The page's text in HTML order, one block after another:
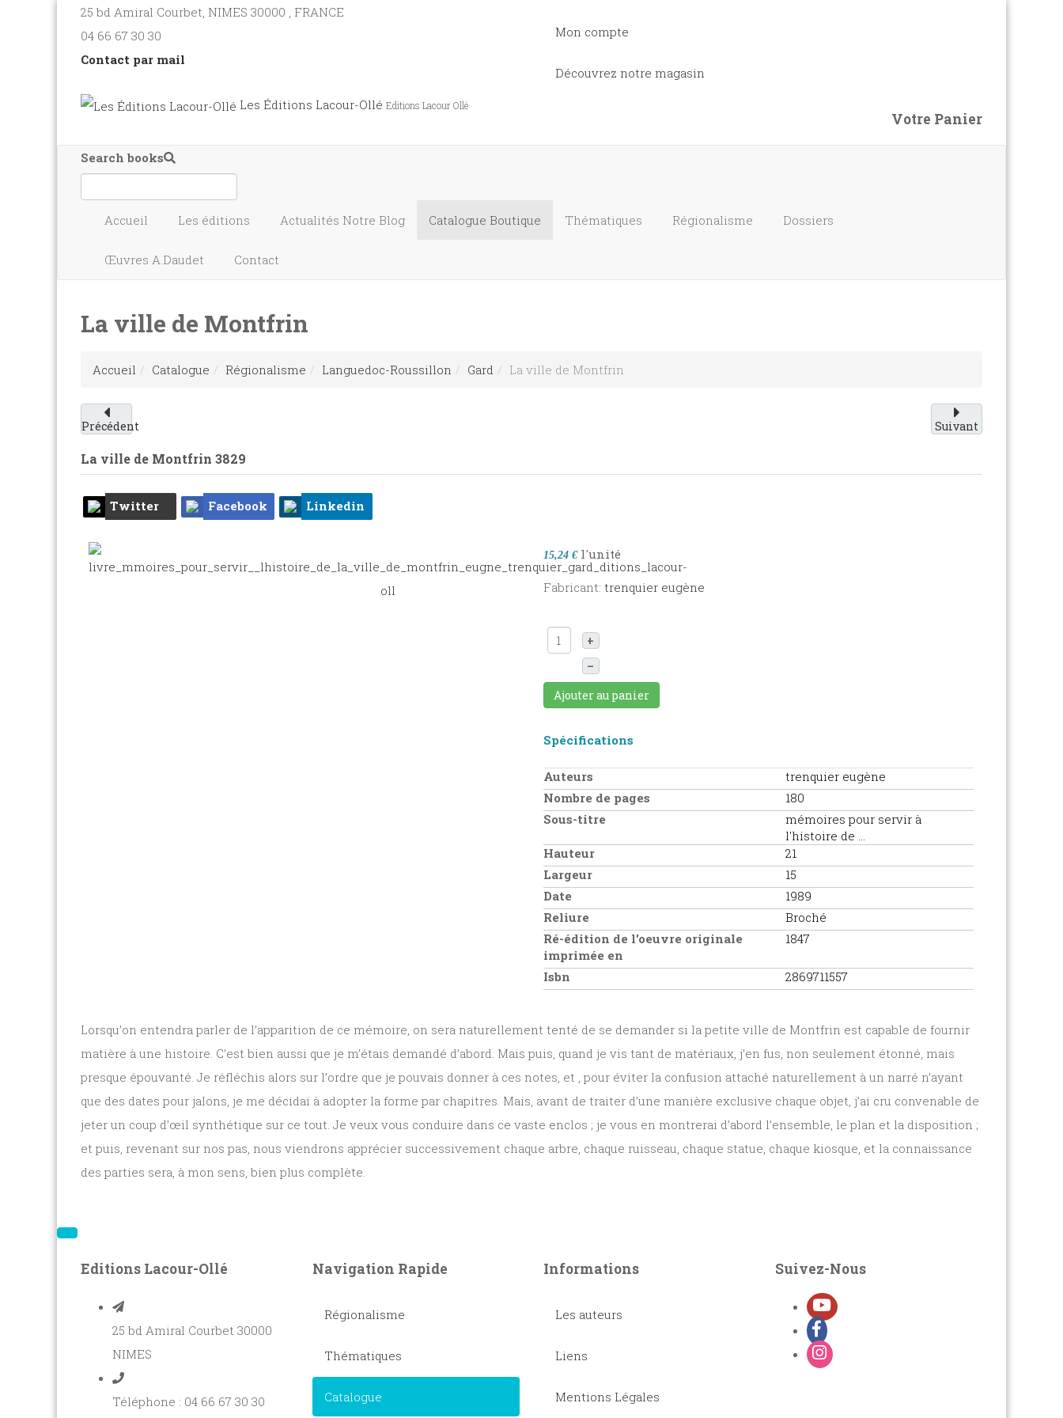
25 bd Amiral Courbet, NIMES 30000 , FRANCE
04 66 67 30 30
Contact par mail
Mon compte
Découvrez notre magasin
Les Éditions Lacour-Ollé Editions Lacour Ollé
Votre Panier
Search books
Accueil Les éditions Actualités Notre Blog Catalogue Boutique Thématiques Régionalisme Dossiers
Œuvres A.Daudet Contact
La ville de Montfrin
Accueil Catalogue Régionalisme Languedoc-Roussillon Gard La ville de Montfrin
Précédent Suivant
La ville de Montfrin 3829
Twitter Facebook Linkedin
15,24 € l'unité
Fabricant: trenquier eugène
+
–
Ajouter au panier
Spécifications
Auteurs
trenquier eugène
Nombre de pages
180
Sous-titre
mémoires pour servir à
l'histoire de ...
Hauteur
21
Largeur
15
Date
1989
Reliure
Broché
Ré-édition de l'oeuvre originale
imprimée en
1847
Isbn 2869711557
Lorsqu’on entendra parler de l’apparition de ce mémoire, on sera naturellement tenté de se demander si la petite ville de Montfrin est capable de fournir
matière à une histoire. C’est bien aussi que je m’étais demandé d’abord. Mais puis, quand je vis tant de matériaux, j’en fus, non seulement étonné, mais
presque épouvanté. Je réfléchis alors sur l’ordre que je pouvais donner à ces notes, et , pour éviter la confusion attaché naturellement à un narré n’ayant
que des dates pour jalons, je me décidai à adopter la forme par chapitres. Mais, avant de traiter d’une manière exclusive chaque objet, j’ai cru convenable de
jeter un coup d’œil synthétique sur ce tout. Je veux vous conduire dans ce vaste enclos ; je vous en montrerai d’abord l’ensemble, le plan et la disposition ;
et puis, revenant sur nos pas, nous viendrons apprécier successivement chaque arbre, chaque ruisseau, chaque statue, chaque kiosque, et la connaissance
des parties sera, à mon sens, bien plus complète.
Editions Lacour-Ollé
25 bd Amiral Courbet 30000
NIMES
Téléphone : 04 66 67 30 30
Navigation Rapide
Régionalisme
Thématiques
Catalogue
Informations
Les auteurs
Liens
Mentions Légales
Suivez-Nous